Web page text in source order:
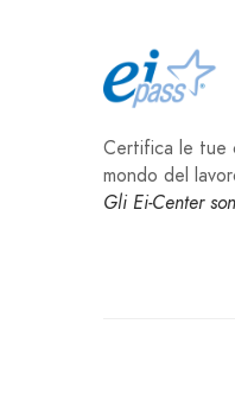
Certifica le tue
mondo del
Gli Ei-Center